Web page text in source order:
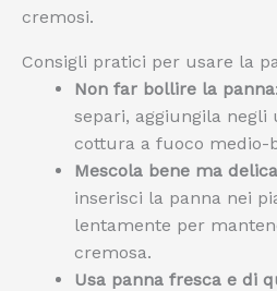
cremosi.
Consigli pratici per usare la
Non far bollire la panna
separi, aggiungila
cottura a fuoco medio-
Mescola bene ma
inserisci la panna nei
lentamente per
cremosa.
Usa panna fresca e di